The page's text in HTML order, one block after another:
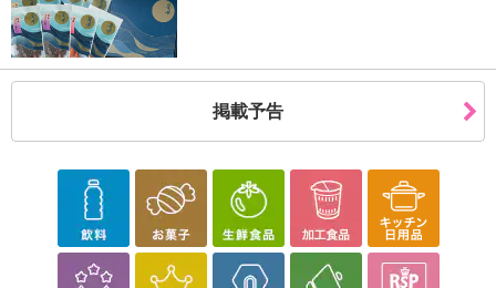
掲載予告